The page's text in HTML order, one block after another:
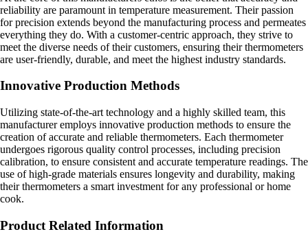
reliability are paramount in temperature measurement. Their passion
for precision extends beyond the manufacturing process and permeates
everything they do. With a customer-centric approach, they strive to
meet the diverse needs of their customers, ensuring their thermometers
are user-friendly, durable, and meet the highest industry standards.
Innovative Production Methods
Utilizing state-of-the-art technology and a highly skilled team, this
manufacturer employs innovative production methods to ensure the
creation of accurate and reliable thermometers. Each thermometer
undergoes rigorous quality control processes, including precision
calibration, to ensure consistent and accurate temperature readings. The
use of high-grade materials ensures longevity and durability, making
their thermometers a smart investment for any professional or home
cook.
Product Related Information